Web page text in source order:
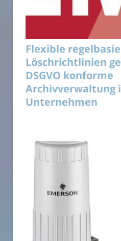
Flexible
Löschrichtlinien
DSGVO konforme
Archivverwaltung
Unternehmen